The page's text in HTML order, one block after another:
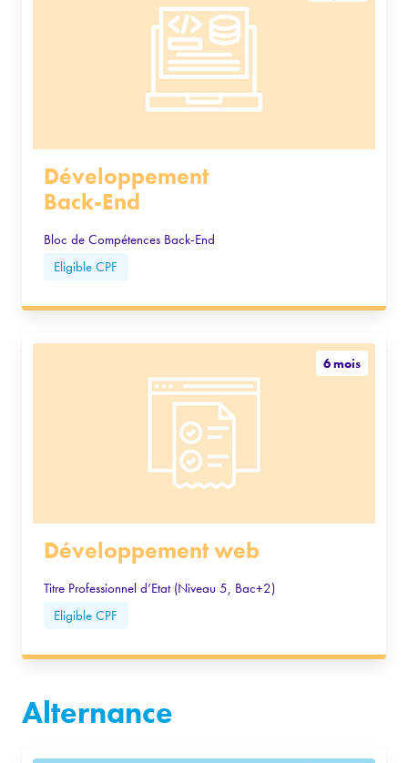
Développement
Back-End
Bloc de Compétences Back-End
Eligible CPF
6 mois
Développement web
Titre Professionnel d’Etat (Niveau 5, Bac+2)
Eligible CPF
Alternance